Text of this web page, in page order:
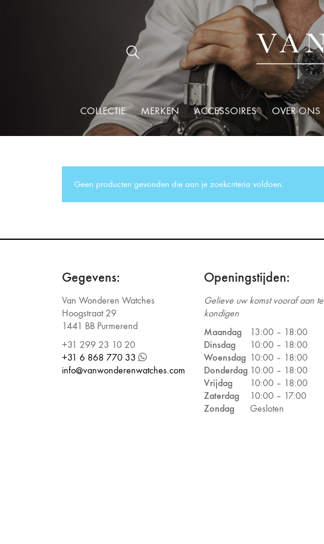
COLLECTIE MERKEN ACCESSOIRES OVER ONS
Geen producten gevonden die aan je zoekcriteria voldoen.
Gegevens:
Van Wonderen Watches
Hoogstraat 29
1441 BB Purmerend
+31 299 23 10 20
+31 6 868 770 33
info@vanwonderenwatches.com
Openingstijden:
Gelieve uw komst vooraf aan te
kondigen
Maandag
13:00 – 18:00
Dinsdag
10:00 – 18:00
Woensdag 10:00 – 18:00
Donderdag 10:00 – 18:00
Vrijdag
10:00 – 18:00
Zaterdag
10:00 – 17:00
Zondag
Gesloten